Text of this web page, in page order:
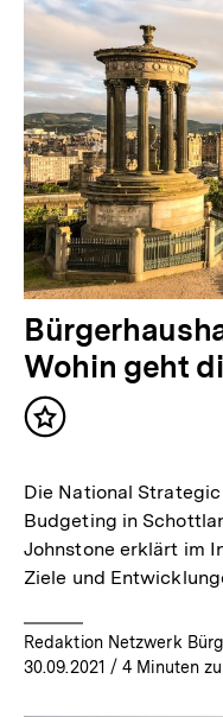
Wohin geht
Inhalt
Die National
Budgeting in
Johnstone erklärt im
Ziele und
Redaktion Netzwerk
30.09.2021 / 4 Minuten